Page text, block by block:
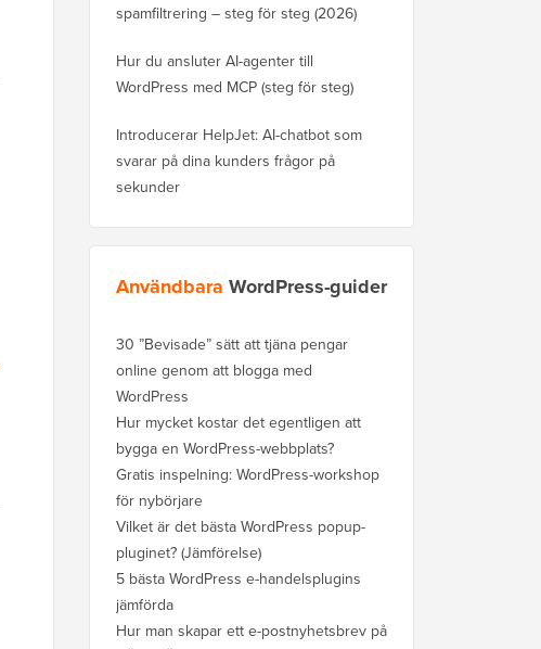
spamfiltrering – steg för steg (2026)
Hur du ansluter AI-agenter till
WordPress med MCP (steg för steg)
Introducerar HelpJet: AI-chatbot som
svarar på dina kunders frågor på
sekunder
Användbara WordPress-guider
30 ”Bevisade” sätt att tjäna pengar
online genom att blogga med
WordPress
Hur mycket kostar det egentligen att
bygga en WordPress-webbplats?
Gratis inspelning: WordPress-workshop
för nybörjare
Vilket är det bästa WordPress popup-
pluginet? (Jämförelse)
5 bästa WordPress e-handelsplugins
jämförda
Hur man skapar ett e-postnyhetsbrev på